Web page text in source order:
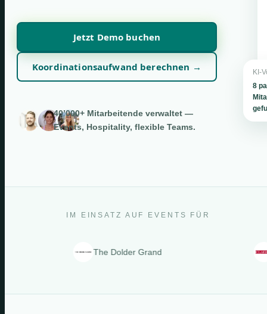
Jetzt Demo buchen
Koordinationsaufwand berechnen →
40’000+ Mitarbeitende verwaltet —
Events, Hospitality, flexible Teams.
KI-
8
IM EINSATZ AUF EVENTS FÜR
The Dolder Grand